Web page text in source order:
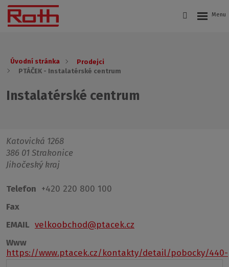
Úvodní stránka
Prodejci
PTÁČEK - Instalatérské centrum
Instalatérské centrum
Katovická 1268
386 01 Strakonice
Jihočeský kraj
Telefon +420 220 800 100
Fax
EMAIL velkoobchod@ptacek.cz
Www
https://www.ptacek.cz/kontakty/detail/pobocky/440-